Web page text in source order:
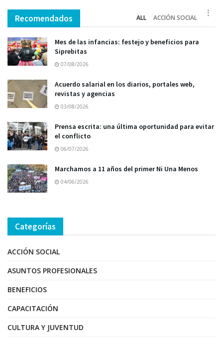
Recomendados ALL ACCIÓN SOCIAL
Mes de las infancias: festejo y beneficios para
Siprebitas
07/08/2026
Acuerdo salarial en los diarios, portales web,
revistas y agencias
03/08/2026
Prensa escrita: una última oportunidad para evitar
el conflicto
06/07/2026
Marchamos a 11 años del primer Ni Una Menos
04/06/2026
Categorías
ACCIÓN SOCIAL
ASUNTOS PROFESIONALES
BENEFICIOS
CAPACITACIÓN
CULTURA Y JUVENTUD